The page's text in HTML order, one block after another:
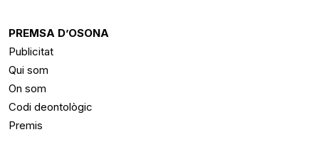
PREMSA D’OSONA
Publicitat
Qui som
On som
Codi deontològic
Premis